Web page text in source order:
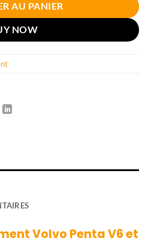
AU PANIER
NOW
Volvo Penta V6 et